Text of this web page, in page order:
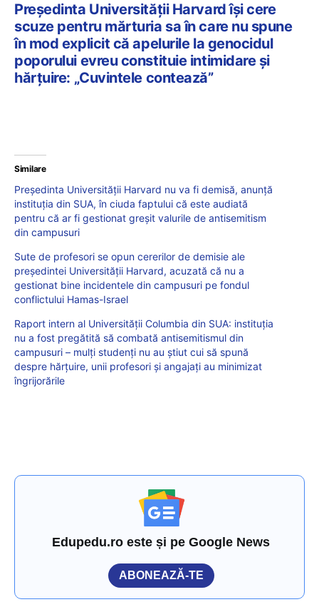
Președinta Universității Harvard își cere
scuze pentru mărturia sa în care nu spune
în mod explicit că apelurile la genocidul
poporului evreu constituie intimidare și
hărțuire: „Cuvintele contează”
Similare
Președinta Universității Harvard nu va fi demisă, anunță
instituția din SUA, în ciuda faptului că este audiată
pentru că ar fi gestionat greșit valurile de antisemitism
din campusuri
Sute de profesori se opun cererilor de demisie ale
președintei Universității Harvard, acuzată că nu a
gestionat bine incidentele din campusuri pe fondul
conflictului Hamas-Israel
Raport intern al Universității Columbia din SUA: instituția
nu a fost pregătită să combată antisemitismul din
campusuri – mulți studenți nu au știut cui să spună
despre hărțuire, unii profesori și angajați au minimizat
îngrijorările
Edupedu.ro este și pe Google News
ABONEAZĂ-TE